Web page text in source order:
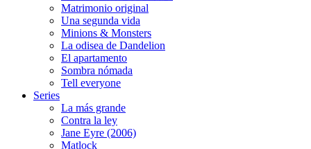
Matrimonio original
Una segunda vida
Minions & Monsters
La odisea de Dandelion
El apartamento
Sombra nómada
Tell everyone
Series
La más grande
Contra la ley
Jane Eyre (2006)
Matlock